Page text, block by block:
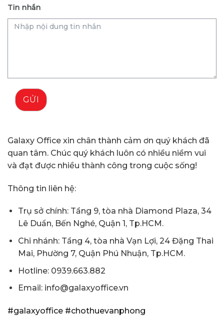
Tin nhắn
GỬI
Galaxy Office xin chân thành cảm ơn quý khách đã
quan tâm. Chúc quý khách luôn có nhiều niềm vui
và đạt được nhiều thành công trong cuộc sống!
Thông tin liên hệ:
Trụ sở chính: Tầng 9, tòa nhà Diamond Plaza, 34
Lê Duẩn, Bến Nghé, Quận 1, Tp.HCM.
Chi nhánh: Tầng 4, tòa nhà Vạn Lợi, 24 Đặng Thai
Mai, Phường 7, Quận Phú Nhuận, Tp.HCM.
Hotline: 0939.663.882
Email: info@galaxyoffice.vn
#galaxyoffice #chothuevanphong